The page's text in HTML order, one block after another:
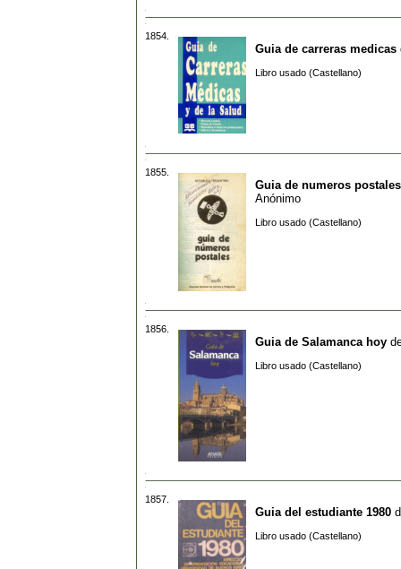
1854.
Guia de carreras medicas
Libro usado (Castellano)
1855.
Guia de numeros postales
Anónimo
Libro usado (Castellano)
1856.
Guia de Salamanca hoy
Libro usado (Castellano)
1857.
Guia del estudiante 1980
Libro usado (Castellano)